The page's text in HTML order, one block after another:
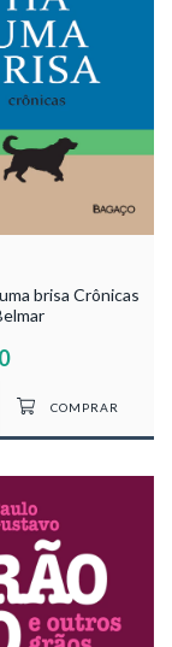
brisa Crônicas